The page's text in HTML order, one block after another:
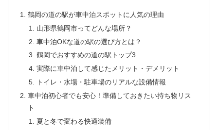
鶴岡の道の駅が車中泊スポットに人気の理由
山形県鶴岡市ってどんな場所？
車中泊OKな道の駅の選び方とは？
鶴岡でおすすめの道の駅トップ3
実際に車中泊して感じたメリット・デメリット
トイレ・水場・駐車場のリアルな設備情報
車中泊初心者でも安心！準備しておきたい持ち物リス
ト
夏と冬で変わる快適装備